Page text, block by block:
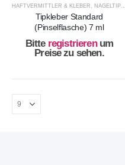
HAFTVERMITTLER & KLEBER , NAGELTIPS & KLEBER
Tipkleber Standard
(Pinselflasche) 7 ml
Bitte registrieren um
Preise zu sehen.